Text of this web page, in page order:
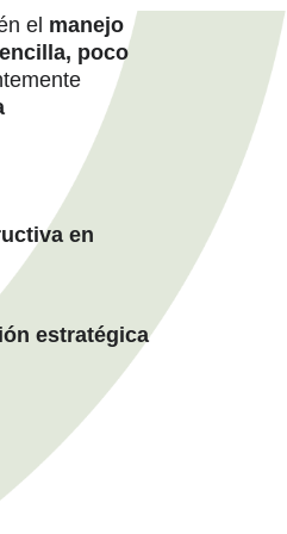
el manejo
poco
en
estratégica